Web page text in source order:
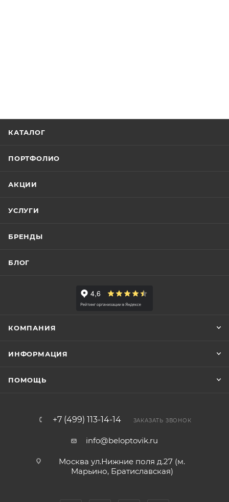
КАТАЛОГ
ПОРТФОЛИО
АКЦИИ
УСЛУГИ
БРЕНДЫ
БЛОГ
КОМПАНИЯ
ИНФОРМАЦИЯ
ПОМОЩЬ
+7 (499) 113-14-14 ЗАКАЗАТЬ ЗВОНОК
info@beloptovik.ru
Москва ул.Нижние поля д.27 (м.
Марьино, Братиславская)